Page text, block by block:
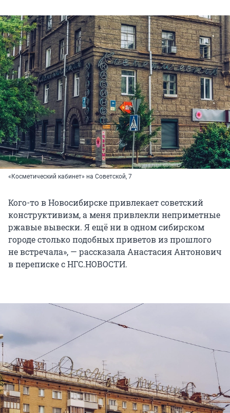
«Косметический кабинет» на Советской, 7
Кого-то в Новосибирске привлекает советский
конструктивизм, а меня привлекли неприметные
ржавые вывески. Я ещё ни в одном сибирском
городе столько подобных приветов из прошлого
не встречала», — рассказала Анастасия Антонович
в переписке с НГС.НОВОСТИ.